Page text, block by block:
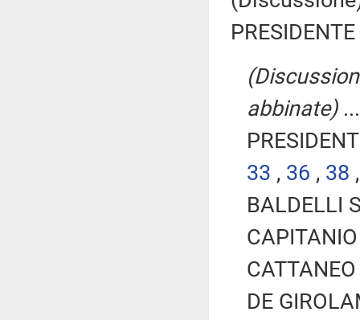
abbinate)
33 , 36 , 38
BALDELLI
DE